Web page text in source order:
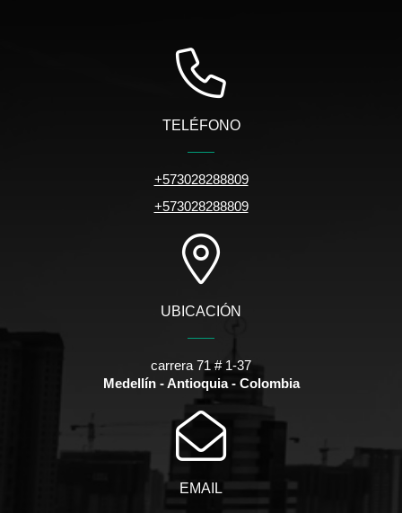
TELÉFONO
+573028288809
+573028288809
UBICACIÓN
carrera 71 # 1-37
Medellín - Antioquia - Colombia
EMAIL